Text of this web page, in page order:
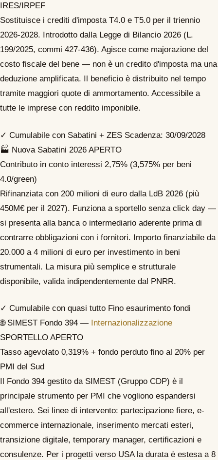
IRES/IRPEF
Sostituisce i crediti d'imposta T4.0 e T5.0 per il triennio
2026-2028. Introdotto dalla Legge di Bilancio 2026 (L.
199/2025, commi 427-436). Agisce come majorazione del
costo fiscale del bene — non è un credito d'imposta ma una
deduzione amplificata. Il beneficio è distribuito nel tempo
tramite maggiori quote di ammortamento. Accessibile a
tutte le imprese con reddito imponibile.
✓ Cumulabile con Sabatini + ZES Scadenza: 30/09/2028
🏭 Nuova Sabatini 2026 APERTO
Contributo in conto interessi 2,75% (3,575% per beni
4.0/green)
Rifinanziata con 200 milioni di euro dalla LdB 2026 (più
450M€ per il 2027). Funziona a sportello senza click day —
si presenta alla banca o intermediario aderente prima di
contrarre obbligazioni con i fornitori. Importo finanziabile da
20.000 a 4 milioni di euro per investimento in beni
strumentali. La misura più semplice e strutturale
disponibile, valida indipendentemente dal PNRR.
✓ Cumulabile con quasi tutto Fino esaurimento fondi
🌐 SIMEST Fondo 394 — Internazionalizzazione
SPORTELLO APERTO
Tasso agevolato 0,319% + fondo perduto fino al 20% per
PMI del Sud
Il Fondo 394 gestito da SIMEST (Gruppo CDP) è il
principale strumento per PMI che vogliono espandersi
all'estero. Sei linee di intervento: partecipazione fiere, e-
commerce internazionale, inserimento mercati esteri,
transizione digitale, temporary manager, certificazioni e
consulenze. Per i progetti verso USA la durata è estesa a 8